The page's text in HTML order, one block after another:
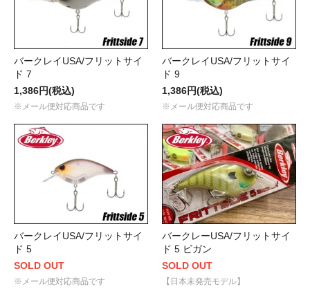
バークレイUSA/フリットサイ
ド 7
1,386円(税込)
※メール便対応商品です
バークレイUSA/フリットサイ
ド 9
1,386円(税込)
※メール便対応商品です
バークレイUSA/フリットサイ
ド 5
SOLD OUT
※メール便対応商品です
バークレーUSA/フリットサイ
ド 5 ビガン
SOLD OUT
【日本未発売モデル】